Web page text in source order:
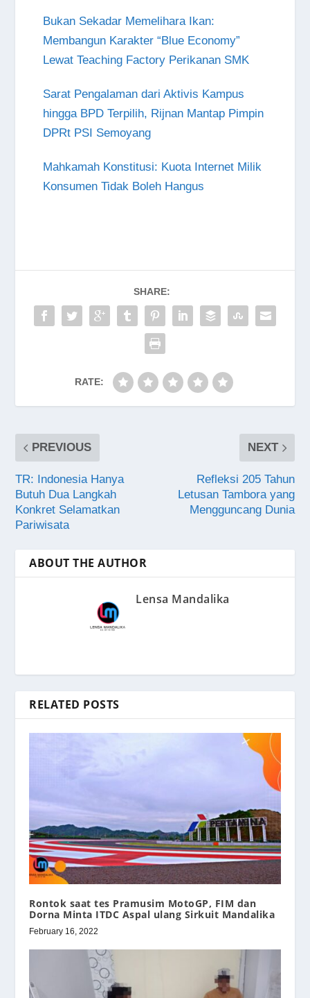
Bukan Sekadar Memelihara Ikan:
Membangun Karakter “Blue Economy”
Lewat Teaching Factory Perikanan SMK
Sarat Pengalaman dari Aktivis Kampus
hingga BPD Terpilih, Rijnan Mantap Pimpin
DPRt PSI Semoyang
Mahkamah Konstitusi: Kuota Internet Milik
Konsumen Tidak Boleh Hangus
SHARE:
RATE:
PREVIOUS
TR: Indonesia Hanya
Butuh Dua Langkah
Konkret Selamatkan
Pariwisata
NEXT
Refleksi 205 Tahun
Letusan Tambora yang
Mengguncang Dunia
ABOUT THE AUTHOR
Lensa Mandalika
RELATED POSTS
Rontok saat tes Pramusim MotoGP, FIM dan
Dorna Minta ITDC Aspal ulang Sirkuit Mandalika
February 16, 2022